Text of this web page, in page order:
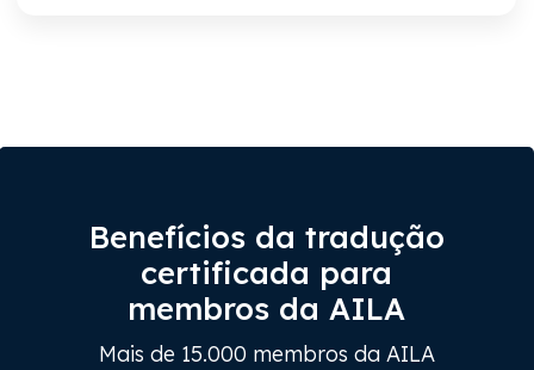
Benefícios da tradução
certificada para
membros da AILA
Mais de 15.000 membros da AILA